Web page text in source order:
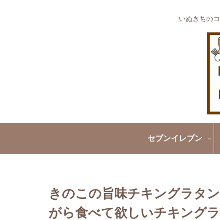
いぬきちの
セブンイレブン
きのこの旨味チキングラタ
がら食べて欲しいチキング